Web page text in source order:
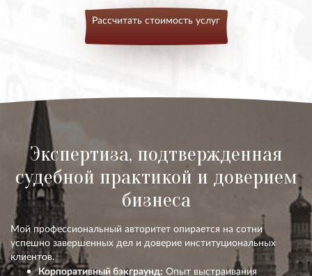
Рассчитать стоимость услуг
Экспертиза, подтвержденная
судебной практикой и доверием
бизнеса
Мой профессиональный авторитет опирается на сотни
успешно завершенных дел и доверие институциональных
клиентов.
Корпоративный бэкграунд: Опыт выстраивания